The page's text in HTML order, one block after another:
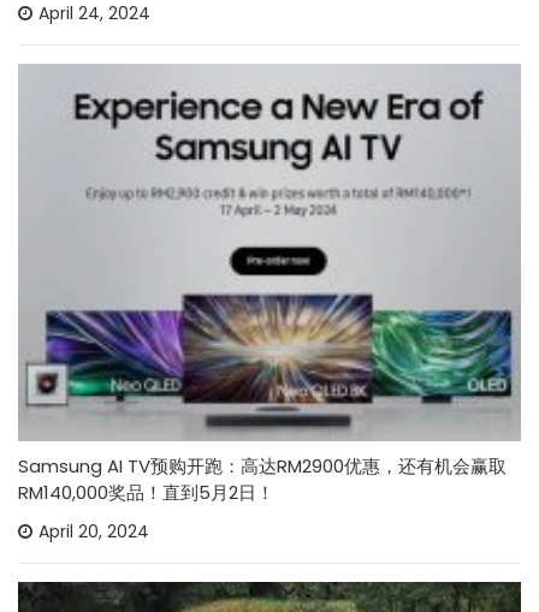
April 24, 2024
Samsung AI TV预购开跑：高达RM2900优惠，还有机会赢取
RM140,000奖品！直到5月2日！
April 20, 2024